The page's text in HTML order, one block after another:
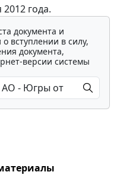
года.
документа и
вступлении в силу,
документа,
версии системы